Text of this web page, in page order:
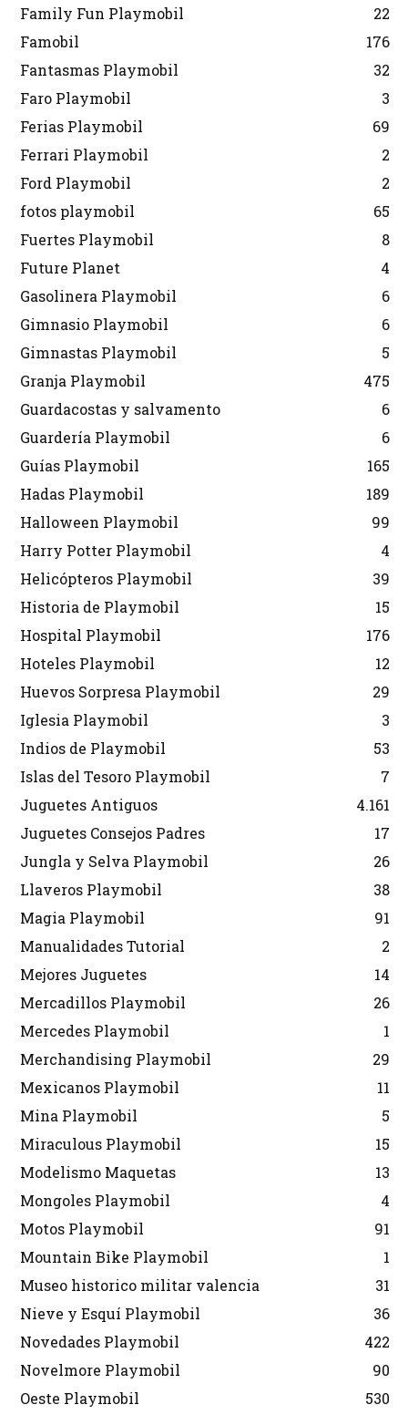
Family Fun Playmobil
22
Famobil
176
Fantasmas Playmobil
32
Faro Playmobil
3
Ferias Playmobil
69
Ferrari Playmobil
2
Ford Playmobil
2
fotos playmobil
65
Fuertes Playmobil
8
Future Planet
4
Gasolinera Playmobil
6
Gimnasio Playmobil
6
Gimnastas Playmobil
5
Granja Playmobil
475
Guardacostas y salvamento
6
Guardería Playmobil
6
Guías Playmobil
165
Hadas Playmobil
189
Halloween Playmobil
99
Harry Potter Playmobil
4
Helicópteros Playmobil
39
Historia de Playmobil
15
Hospital Playmobil
176
Hoteles Playmobil
12
Huevos Sorpresa Playmobil
29
Iglesia Playmobil
3
Indios de Playmobil
53
Islas del Tesoro Playmobil
7
Juguetes Antiguos
4.161
Juguetes Consejos Padres
17
Jungla y Selva Playmobil
26
Llaveros Playmobil
38
Magia Playmobil
91
Manualidades Tutorial
2
Mejores Juguetes
14
Mercadillos Playmobil
26
Mercedes Playmobil
1
Merchandising Playmobil
29
Mexicanos Playmobil
11
Mina Playmobil
5
Miraculous Playmobil
15
Modelismo Maquetas
13
Mongoles Playmobil
4
Motos Playmobil
91
Mountain Bike Playmobil
1
Museo historico militar valencia
31
Nieve y Esquí Playmobil
36
Novedades Playmobil
422
Novelmore Playmobil
90
Oeste Playmobil
530